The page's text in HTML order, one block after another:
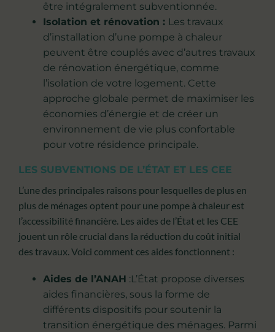
être intégralement subventionnée.
Isolation et rénovation : Les travaux
d’installation d’une pompe à chaleur
peuvent être couplés avec d’autres travaux
de rénovation énergétique, comme
l’isolation de votre logement. Cette
approche globale permet de maximiser les
économies d’énergie et de créer un
environnement de vie plus confortable
pour votre résidence principale.
LES SUBVENTIONS DE L’ÉTAT ET LES CEE
L’une des principales raisons pour lesquelles de plus en
plus de ménages optent pour une pompe à chaleur est
l’accessibilité financière. Les aides de l’État et les CEE
jouent un rôle crucial dans la réduction du coût initial
des travaux. Voici comment ces aides fonctionnent :
Aides de l’ANAH :L’État propose diverses
aides financières, sous la forme de
différents dispositifs pour soutenir la
transition énergétique des ménages. Parmi